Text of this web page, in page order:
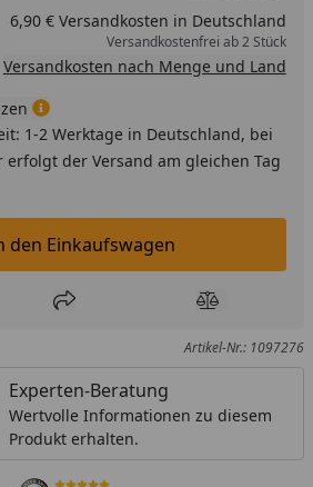
6,90 € Versandkosten in Deutschland
Versandkostenfrei ab 2 Stück
Versandkosten nach Menge und Land
1-2 Werktage in Deutschland, bei
erfolgt der Versand am gleichen Tag
In den Einkaufswagen legen
den Einkaufswagen
Wunschliste hinzufügen
Teilen Produkt
Artikel-Nr.: 1097276
Experten-Beratung
Wertvolle Informationen zu diesem
Produkt erhalten.